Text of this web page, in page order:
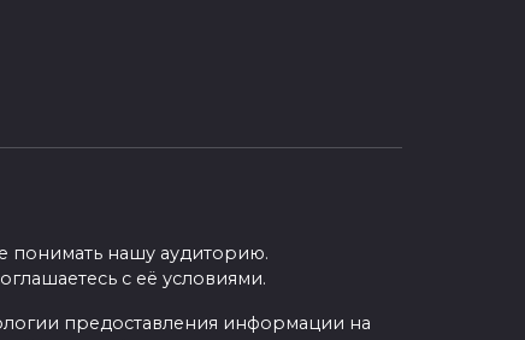
понимать нашу аудиторию.
с её условиями.
предоставления информации на